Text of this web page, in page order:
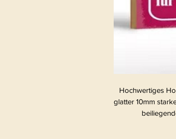
Hochwertiges
glatter 10mm